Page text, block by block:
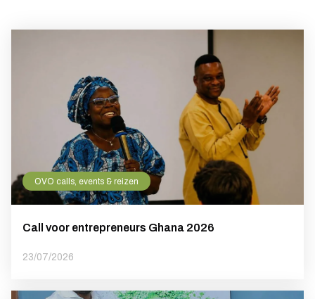
OVO calls, events & reizen
Call voor entrepreneurs Ghana 2026
23/07/2026